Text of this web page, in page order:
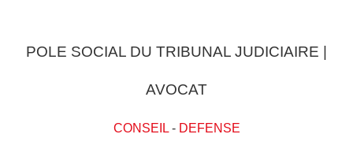
POLE SOCIAL DU TRIBUNAL JUDICIAIRE |
AVOCAT
CONSEIL- DEFENSE